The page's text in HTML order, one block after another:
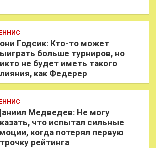
Годсик: Кто-то может
больше турниров, но
не будет иметь такого
как Федерер
Медведев: Не могу
что испытал сильные
когда потерял первую
рейтинга